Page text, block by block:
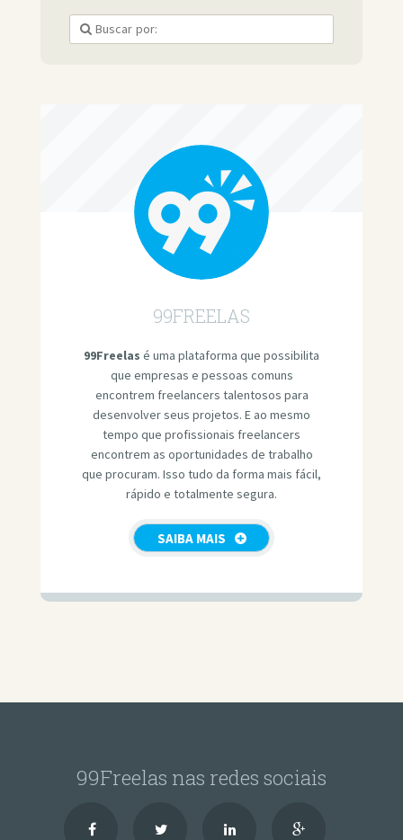
99FREELAS
99Freelas é uma plataforma que possibilita
que empresas e pessoas comuns
encontrem freelancers talentosos para
desenvolver seus projetos. E ao mesmo
tempo que profissionais freelancers
encontrem as oportunidades de trabalho
que procuram. Isso tudo da forma mais fácil,
rápido e totalmente segura.
SAIBA MAIS
99Freelas nas redes sociais